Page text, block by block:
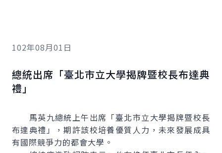
102年08月01日
總統出席「臺北市立大學揭牌暨校長布達典
禮」
馬英九總統上午出席「臺北市立大學揭牌暨校長
布達典禮」，期許該校培養優質人力，未來發展成具
有國際競爭力的都會大學。